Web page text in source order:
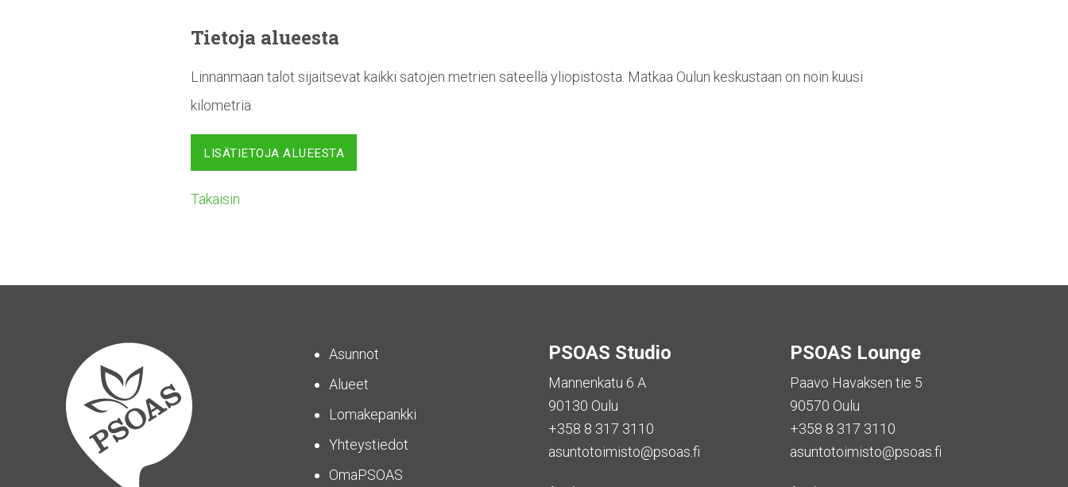
Tietoja alueesta
Linnanmaan talot sijaitsevat kaikki satojen metrien säteellä yliopistosta. Matkaa Oulun keskustaan on noin kuusi
kilometriä.
LISÄTIETOJA ALUEESTA
Takaisin
Asunnot
Alueet
Lomakepankki
Yhteystiedot
OmaPSOAS
PSOAS Studio
Mannenkatu 6 A
90130 Oulu
+358 8 317 3110
asuntotoimisto@psoas.fi
PSOAS Lounge
Paavo Havaksen tie 5
90570 Oulu
+358 8 317 3110
asuntotoimisto@psoas.fi